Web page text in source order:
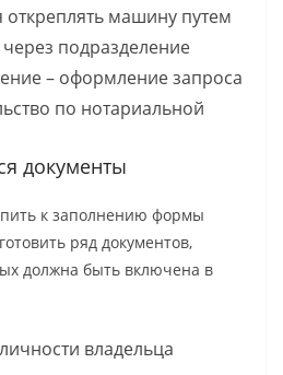
откреплять машину путем
подразделение
– оформление запроса
по нотариальной
документы
к заполнению формы
ряд документов,
должна быть включена в
владельца